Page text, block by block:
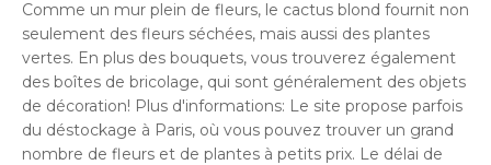
Comme un mur plein de fleurs, le cactus blond fournit non
seulement des fleurs séchées, mais aussi des plantes
vertes. En plus des bouquets, vous trouverez également
des boîtes de bricolage, qui sont généralement des objets
de décoration! Plus d'informations: Le site propose parfois
du déstockage à Paris, où vous pouvez trouver un grand
nombre de fleurs et de plantes à petits prix. Le délai de